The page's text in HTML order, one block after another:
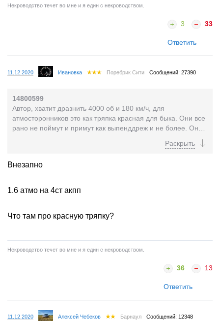
Некроводство течет во мне и я един с некроводством.
3 33
Ответить
11.12.2020 Ивановка Поребрик Сити Сообщений: 27390
14800599
Автор, хватит дразнить 4000 об и 180 км/ч, для
атмосторонников это как тряпка красная для быка. Они все
рано не поймут и примут как выпенддреж и не более. Они
Внезапно
1.6 атмо на 4ст акпп
Что там про красную тряпку?
Некроводство течет во мне и я един с некроводством.
36 13
Ответить
11.12.2020 Алексей Чебеков Барнаул Сообщений: 12348